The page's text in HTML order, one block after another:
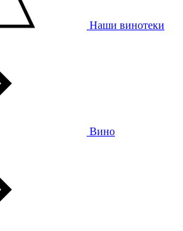
Наши винотеки
Вино